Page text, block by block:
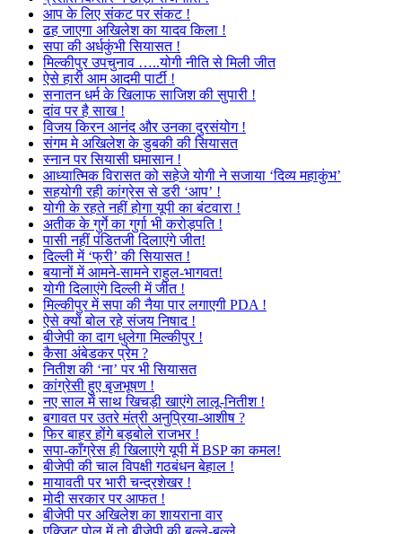
आप के लिए संकट पर संकट !
ढह जाएगा अखिलेश का यादव किला !
सपा की अर्धकुंभी सियासत !
मिल्कीपुर उपचुनाव …..योगी नीति से मिली जीत
ऐसे हारी आम आदमी पार्टी !
सनातन धर्म के खिलाफ साजिश की सुपारी !
दांव पर है साख !
विजय किरन आनंद और उनका दुरसंयोग !
संगम मे अखिलेश के डुबकी की सियासत
स्नान पर सियासी घमासान !
आध्यात्मिक विरासत को सहेजे योगी ने सजाया ‘दिव्य महाकुंभ’
सहयोगी रही कांग्रेस से डरी ‘आप’ !
योगी के रहते नहीं होगा यूपी का बंटवारा !
अतीक के गुर्गे का गुर्गा भी करोड़पति !
पासी नहीं पंडितजी दिलाएंगे जीत!
दिल्ली में ‘फ्री’ की सियासत !
बयानों में आमने-सामने राहुल-भागवत!
योगी दिलाएंगे दिल्ली में जीत !
मिल्कीपुर में सपा की नैया पार लगाएगी PDA !
ऐसे क्यों बोल रहे संजय निषाद !
बीजेपी का दाग धुलेगा मिल्कीपुर !
कैसा अंबेडकर प्रेम ?
नितीश की ‘ना’ पर भी सियासत
कांग्रेसी हुए बृजभूषण !
नए साल में साथ खिचड़ी खाएंगे लालू-नितीश !
बगावत पर उतरे मंत्री अनुप्रिया-आशीष ?
फिर बाहर होंगे बड़बोले राजभर !
सपा-काँग्रेस ही खिलाएंगे यूपी में BSP का कमल!
बीजेपी की चाल विपक्षी गठबंधन बेहाल !
मायावती पर भारी चन्द्रशेखर !
मोदी सरकार पर आफत !
बीजेपी पर अखिलेश का शायराना वार
एक्जिट पोल में तो बीजेपी की बल्ले-बल्ले